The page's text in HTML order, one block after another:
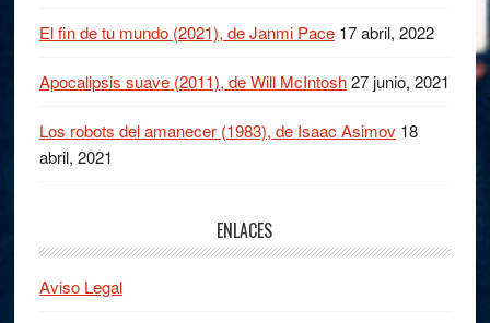
El fin de tu mundo (2021), de Janmi Pace 17 abril, 2022
Apocalipsis suave (2011), de Will McIntosh27 junio, 2021
Los robots del amanecer (1983), de Isaac Asimov 18
abril, 2021
ENLACES
Aviso Legal